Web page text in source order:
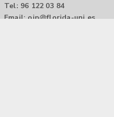
Tel: 96 122 03 84
Email: oip@florida-uni.es